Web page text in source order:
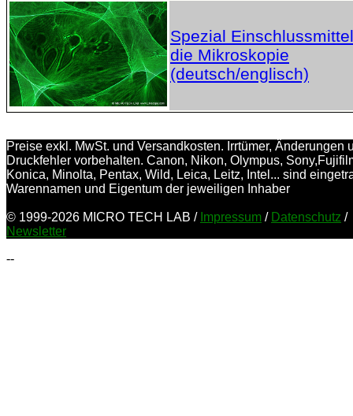
Spezial
die Mikroskopie
(deutsch/englisch)
Preise exkl. MwSt. und Versandkosten. Irrtümer, Änderungen
Druckfehler vorbehalten. Canon, Nikon, Olympus,
Konica, Minolta, Pentax, Wild, Leica, Leitz, Intel... sind
Warennamen und Eigentum der jeweiligen Inhaber
© 1999-2026 MICRO TECH LAB / Impressum / Datenschutz /
Newsletter
--